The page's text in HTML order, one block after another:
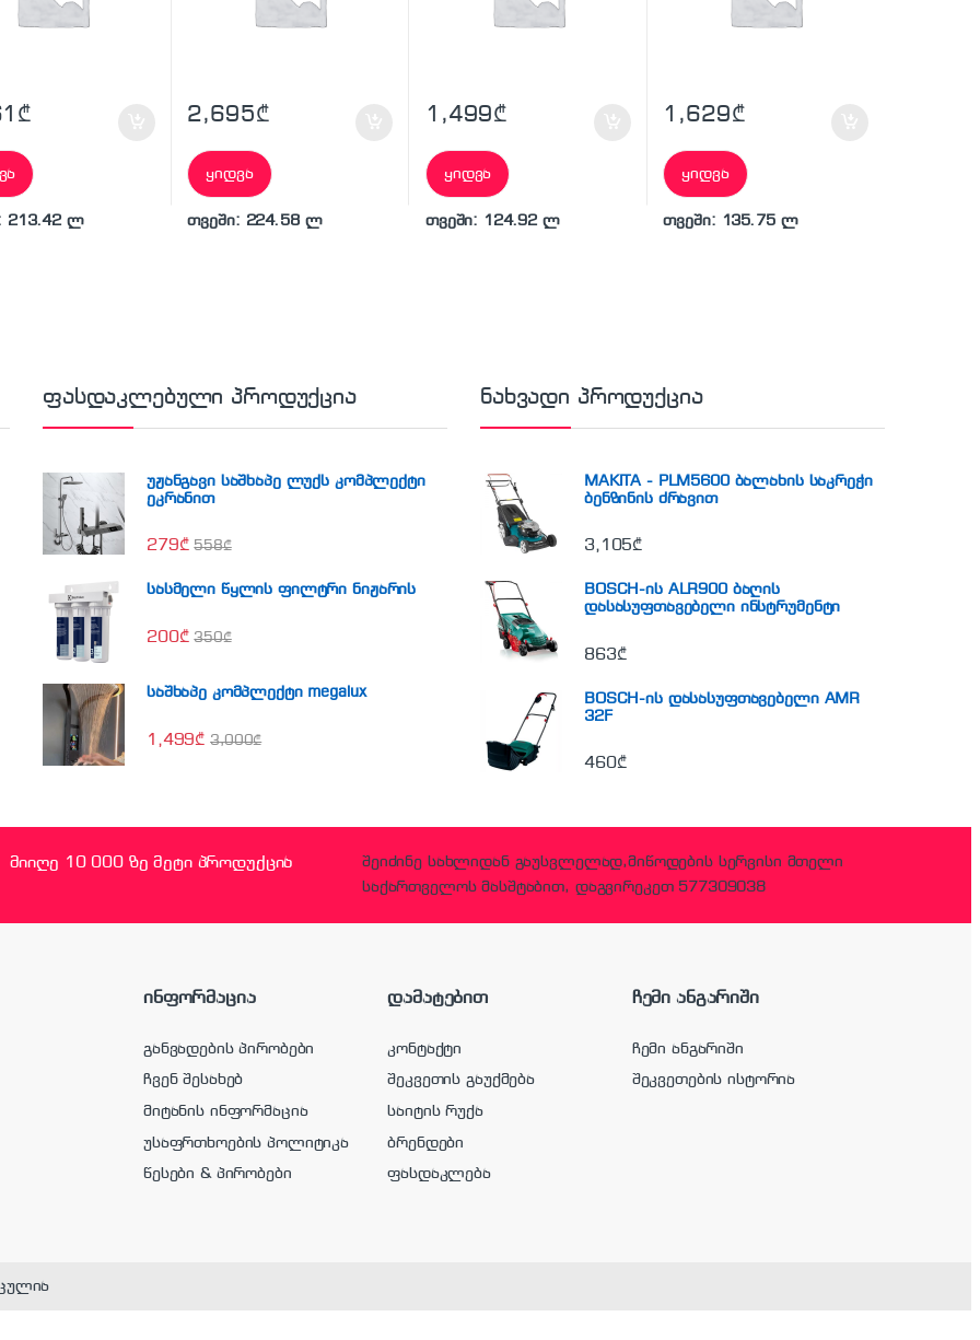
₾
213.42 ლ
2,695₾
ყიდვა
თვეში: 224.58 ლ
1,499₾
ყიდვა
თვეში: 124.92 ლ
1,629₾
ყიდვა
თვეში: 135.75 ლ
ფასდაკლებული პროდუქცია
უჟანგავი საშხაპე ლუქს კომპლექტი
ეკრანით
279₾ 558₾
სასმელი წყლის ფილტრი ნიჟარის
200₾ 350₾
საშხაპე კომპლექტი megalux
1,499₾ 3,000₾
ნახვადი პროდუქცია
MAKITA - PLM5600 ბალახის საკრეჭი
ბენზინის ძრავით
3,105₾
BOSCH-ის ALR900 ბაღის
დასასუფთავებელი ინსტრუმენტი
863₾
BOSCH-ის დასასუფთავებელი AMR
32F
460₾
მიიღე 10 000 ზე მეტი პროდუქცია
შეიძინე სახლიდან გაუსვლელად,მიწოდების სერვისი მთელი
საქართველოს მასშტაბით, დაგვირეკეთ 577309038
ინფორმაცია
განვადების პირობები
ჩვენ შესახებ
მიტანის ინფორმაცია
უსაფრთხოების პოლიტიკა
წესები & პირობები
დამატებით
კონტაქტი
შეკვეთის გაუქმება
საიტის რუქა
ბრენდები
ფასდაკლება
ჩემი ანგარიში
ჩემი ანგარიში
შეკვეთების ისტორია